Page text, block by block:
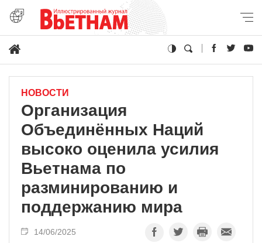
НОВОСТИ
Организация
Объединённых Наций
высоко оценила усилия
Вьетнама по
разминированию и
поддержанию мира
14/06/2025